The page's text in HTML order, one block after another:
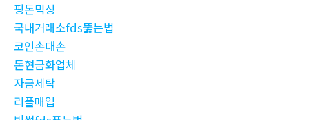
핑돈믹싱
국내거래소fds뚫는법
코인손대손
돈현금화업체
자금세탁
리플매입